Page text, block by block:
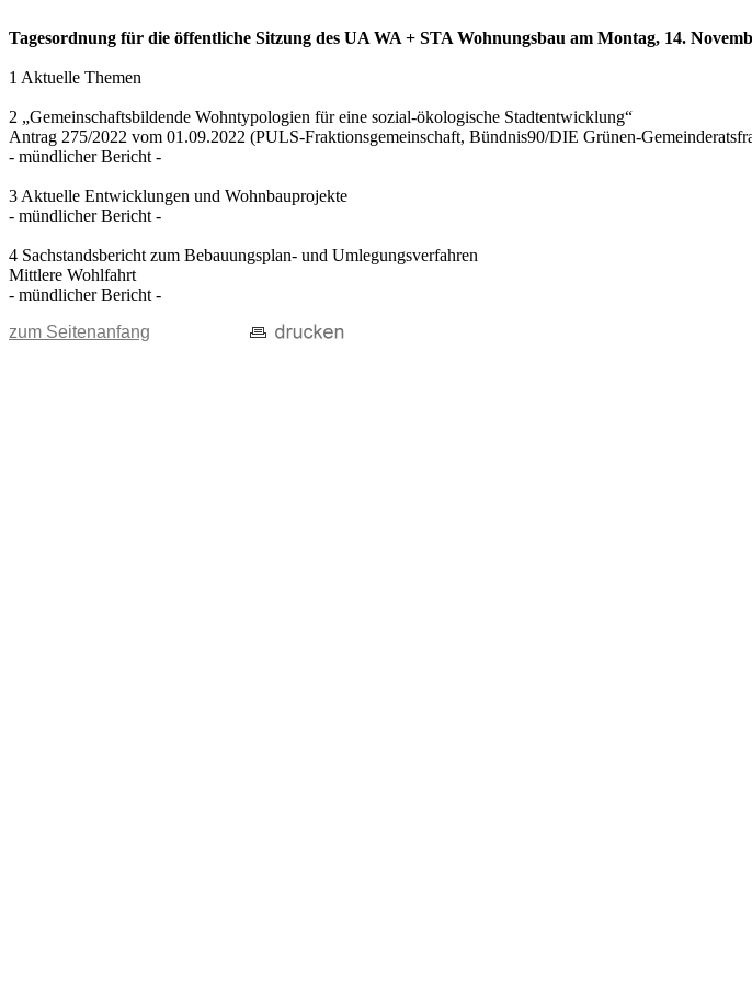
Tagesordnung für die öffentliche Sitzung des UA WA + STA Wohnungsbau am Montag, 14.
1 Aktuelle Themen
2 „Gemeinschaftsbildende Wohntypologien für eine sozial-ökologische Stadtentwicklung“
Antrag 275/2022 vom 01.09.2022 (PULS-Fraktionsgemeinschaft, Bündnis90/DIE Grünen-
- mündlicher Bericht -
3 Aktuelle Entwicklungen und Wohnbauprojekte
- mündlicher Bericht -
4 Sachstandsbericht zum Bebauungsplan- und Umlegungsverfahren
Mittlere Wohlfahrt
- mündlicher Bericht -
zum Seitenanfang